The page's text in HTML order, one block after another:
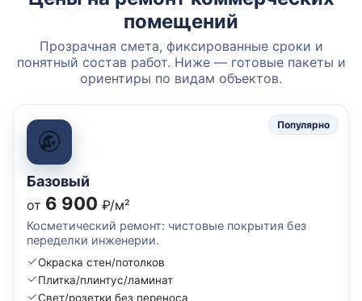
помещений
Прозрачная смета, фиксированные сроки и
понятный состав работ. Ниже — готовые пакеты и
ориентиры по видам объектов.
Популярно
Базовый
от 6 900 ₽/м²
Косметический ремонт: чистовые покрытия без
переделки инженерии.
Окраска стен/потолков
Плитка/плинтус/ламинат
Свет/розетки без переноса